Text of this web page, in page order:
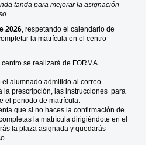
tanda para mejorar la asignación
2026, respetando el calendario de
la matrícula en el centro
se realizará de FORMA
el alumnado admitido al correo
la prescripción, las instrucciones para
el periodo de matrícula.
que si no haces la confirmación de
la matrícula dirigiéndote en el
la plaza asignada y quedarás